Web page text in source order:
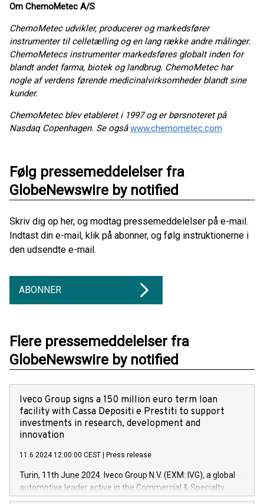
Om ChemoMetec A/S
ChemoMetec udvikler, producerer og markedsfører
instrumenter til celletælling og en lang række andre målinger.
ChemoMetecs instrumenter markedsføres globalt inden for
blandt andet farma, biotek og landbrug. ChemoMetec har
nogle af verdens førende medicinalvirksomheder blandt sine
kunder.
ChemoMetec blev etableret i 1997 og er børsnoteret på
Nasdaq Copenhagen. Se ogsåwww.chemometec.com
Følg pressemeddelelser fra
GlobeNewswire by notified
Skriv dig op her, og modtag pressemeddelelser på e-mail.
Indtast din e-mail, klik på abonner, og følg instruktionerne i
den udsendte e-mail.
ABONNER
Flere pressemeddelelser fra
GlobeNewswire by notified
Iveco Group signs a 150 million euro term loan
facility with Cassa Depositi e Prestiti to support
investments in research, development and
innovation
11.6.2024 12:00:00 CEST Press release
Turin, 11th June 2024. Iveco Group N.V. (EXM: IVG), a global
automotive leader active in the Commercial & Specialty
Vehicles, Powertrain and related Financial Services arenas,